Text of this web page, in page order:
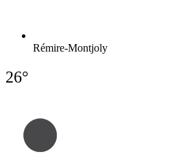
Rémire-Montjoly
26°